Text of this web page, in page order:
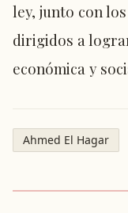
ley, junto con
dirigidos a
económica y
Ahmed El Hagar